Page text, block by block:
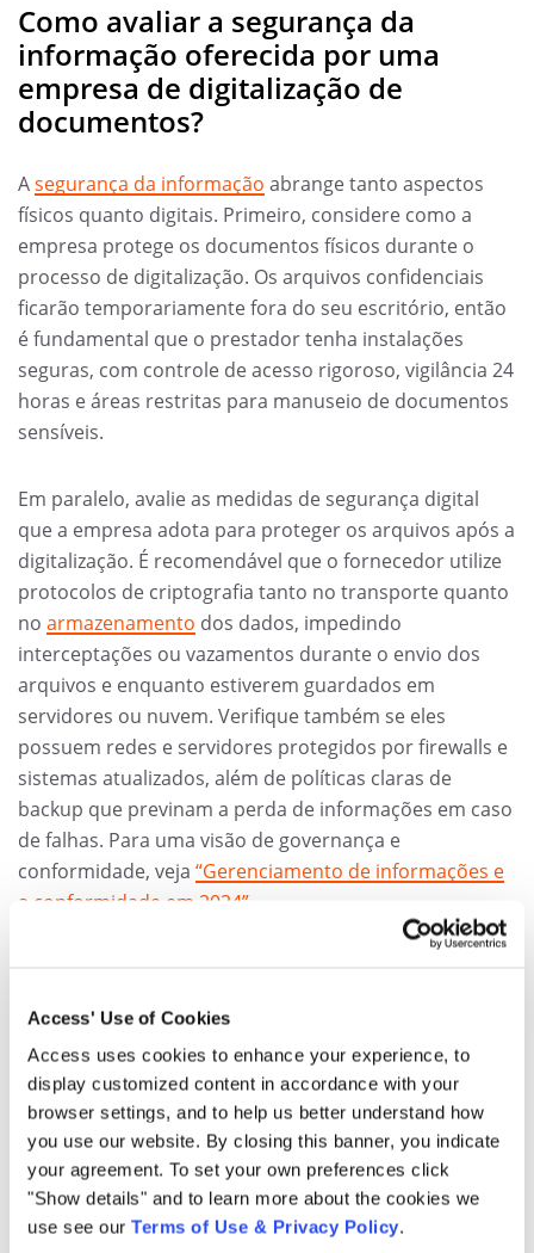
Access' Use of Cookies
Access uses cookies to enhance your experience, to
display customized content in accordance with your
browser settings, and to help us better understand how
you use our website. By closing this banner, you indicate
your agreement. To set your own preferences click
"Show details" and to learn more about the cookies we
use see our Terms of Use & Privacy Policy.
Como avaliar a segurança da
informação oferecida por uma
empresa de digitalização de
documentos?
Asegurança da informação abrange tanto aspectos
físicos quanto digitais. Primeiro, considere como a
empresa protege os documentos físicos durante o
processo de digitalização. Os arquivos confidenciais
ficarão temporariamente fora do seu escritório, então
é fundamental que o prestador tenha instalações
seguras, com controle de acesso rigoroso, vigilância 24
horas e áreas restritas para manuseio de documentos
sensíveis.
Em paralelo, avalie as medidas de segurança digital
que a empresa adota para proteger os arquivos após a
digitalização. É recomendável que o fornecedor utilize
protocolos de criptografia tanto no transporte quanto
no armazenamento dos dados, impedindo
interceptações ou vazamentos durante o envio dos
arquivos e enquanto estiverem guardados em
servidores ou nuvem. Verifique também se eles
possuem redes e servidores protegidos por firewalls e
sistemas atualizados, além de políticas claras de
backup que previnam a perda de informações em caso
de falhas. Para uma visão de governança e
conformidade, veja “Gerenciamento de informações e
a conformidade em 2024”
para lidar com informações sensíveis. Os funcionários
que terão acesso aos seus documentos passaram por
verificações de antecedentes? Eles assinam termos de
confidencialidade? Uma cultura de segurança da
informação começa pelas pessoas: fornecedores de
confiança treinam seus colaboradores em políticas de
privacidade e os conscientizam sobre a